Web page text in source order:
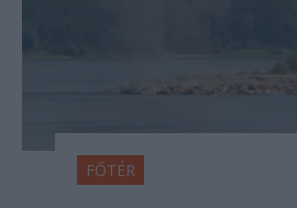
FŐTÉR